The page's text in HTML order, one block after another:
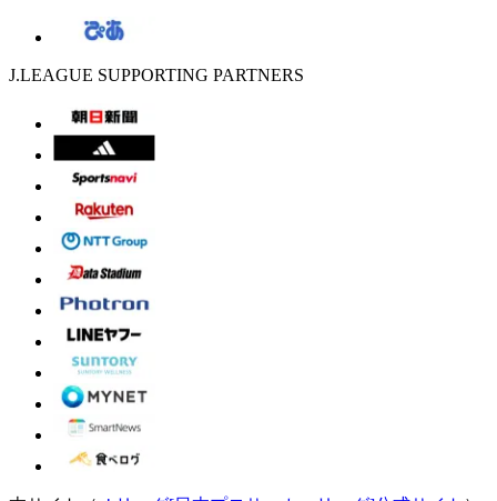
J.LEAGUE SUPPORTING PARTNERS